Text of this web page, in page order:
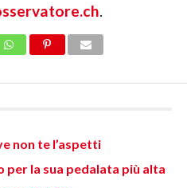
non te l’aspetti
la sua pedalata più alta